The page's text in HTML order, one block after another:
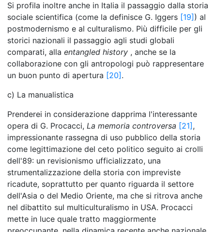
Si profila inoltre anche in Italia il passaggio dalla storia
sociale scientifica (come la definisce G. Iggers [19] ) al
postmodernismo e al culturalismo. Più difficile per gli
storici nazionali il passaggio agli studi globali
comparati, alla entangled history , anche se la
collaborazione con gli antropologi può rappresentare
un buon punto di apertura [20] .
c) La manualistica
Prenderei in considerazione dapprima l'interessante
opera di G. Procacci, La memoria controversa [21] ,
impressionante rassegna di uso pubblico della storia
come legittimazione del ceto politico seguito ai crolli
dell'89: un revisionismo ufficializzato, una
strumentalizzazione della storia con impreviste
ricadute, soprattutto per quanto riguarda il settore
dell'Asia o del Medio Oriente, ma che si ritrova anche
nel dibattito sul multiculturalismo in USA. Procacci
mette in luce quale tratto maggiormente